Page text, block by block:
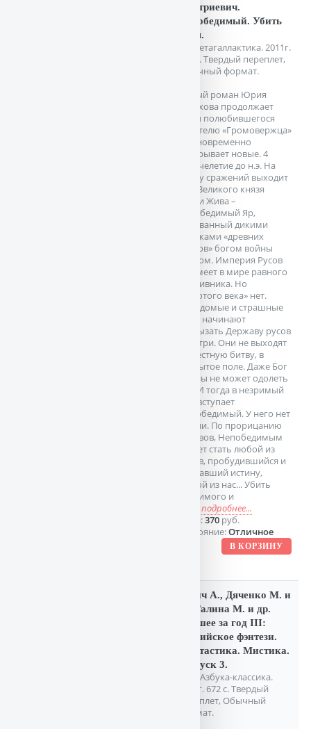
Дмитриевич.
Непобедимый. Убить
Змея.
М. Метагаллактика. 2011г.
416 с. Твердый переплет,
Обычный формат.
Новый роман Юрия
Петухова продолжает
темы полюбившегося
читателю «Громовержца»
и одновременно
раскрывает новые. 4
тысячелетие до н.э. На
арену сражений выходит
сын Великого князя
Русии Жива –
непобедимый Яр,
прозванный дикими
предками «древних
греков» богом войны
Аресом. Империя Русов
не имеет в мире равного
противника. Но
«золотого века» нет.
Неведомые и страшные
силы начинают
изгрызать Державу русов
изнутри. Они не выходят
на честную битву, в
открытое поле. Даже Бог
Войны не может одолеть
их... И тогда в незримый
бой вступает
Непобедимый. У него нет
имени. По прорицанию
волхвов, Непобедимым
может стать любой из
русов, пробудившийся и
познавший истину,
любой из нас... Убить
незримого и
подробнее...
Цена:370руб.
Состояние:Отличное
Зорич А., Дяченко М. и
С., Галина М. и др.
Лучшее за год III:
Российское фэнтези.
Фантастика. Мистика.
Выпуск 3.
СПб. Азбука-классика.
2009г. 672 с. Твердый
переплет, Обычный
формат.